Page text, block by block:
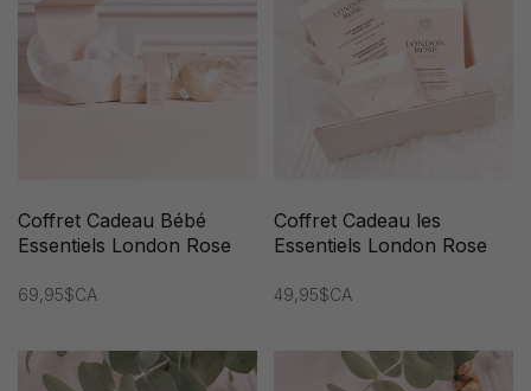
Coffret Cadeau Bébé
Essentiels London Rose
69,95$CA
Coffret Cadeau les
Essentiels London Rose
49,95$CA